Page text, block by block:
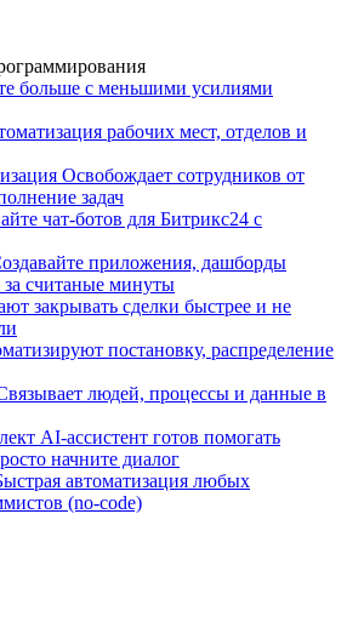
больше с меньшими усилиями
рабочих мест, отделов и
Освобождает сотрудников от
задач
чат-ботов для Битрикс24 с
приложения, дашборды
за считаные минуты
закрывать сделки быстрее и не
постановку, распределение
людей, процессы и данные в
AI-ассистент готов помогать
начните диалог
автоматизация любых
(no-code)